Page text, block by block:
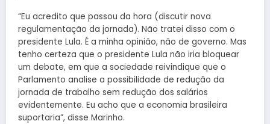
“Eu acredito que passou da hora (discutir nova
regulamentação da jornada). Não tratei disso com o
presidente Lula. É a minha opinião, não de governo. Mas
tenho certeza que o presidente Lula não iria bloquear
um debate, em que a sociedade reivindique que o
Parlamento analise a possibilidade de redução da
jornada de trabalho sem redução dos salários
evidentemente. Eu acho que a economia brasileira
suportaria”, disse Marinho.